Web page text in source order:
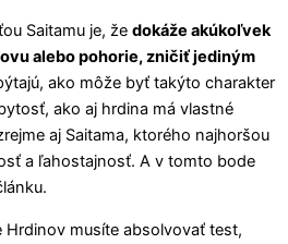
Saitamu je, že dokáže akúkoľvek
alebo pohorie, zničiť jediným
ako môže byť takýto charakter
ako aj hrdina má vlastné
aj Saitama, ktorého najhoršou
a ľahostajnosť. A v tomto bode
Hrdinov musíte absolvovať test,